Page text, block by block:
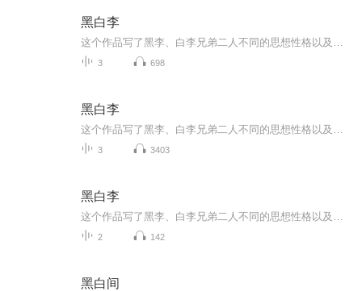
黑白李
3 698
黑白李
3 3403
黑白李
2 142
黑白间